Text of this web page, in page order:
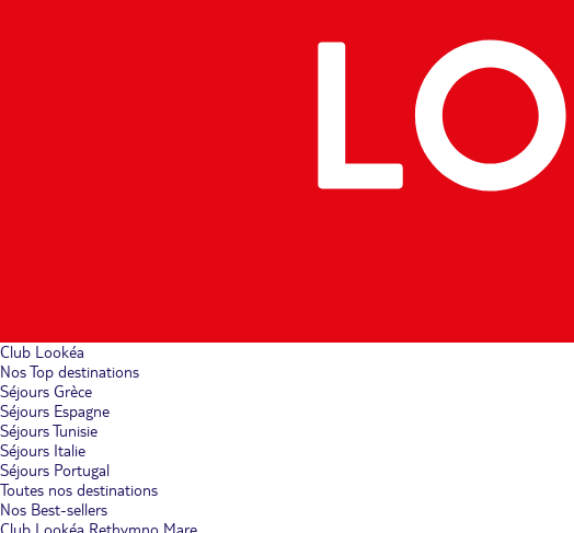
Club Lookéa
Nos Top destinations
Séjours Grèce
Séjours Espagne
Séjours Tunisie
Séjours Italie
Séjours Portugal
Toutes nos destinations
Nos Best-sellers